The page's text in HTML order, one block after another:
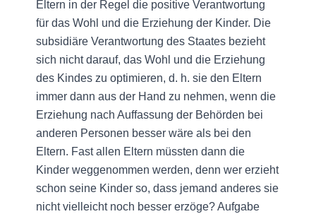
Eltern in der Regel die positive Verantwortung
für das Wohl und die Erziehung der Kinder. Die
subsidiäre Verantwortung des Staates bezieht
sich nicht darauf, das Wohl und die Erziehung
des Kindes zu optimieren, d. h. sie den Eltern
immer dann aus der Hand zu nehmen, wenn die
Erziehung nach Auffassung der Behörden bei
anderen Personen besser wäre als bei den
Eltern. Fast allen Eltern müssten dann die
Kinder weggenommen werden, denn wer erzieht
schon seine Kinder so, dass jemand anderes sie
nicht vielleicht noch besser erzöge? Aufgabe